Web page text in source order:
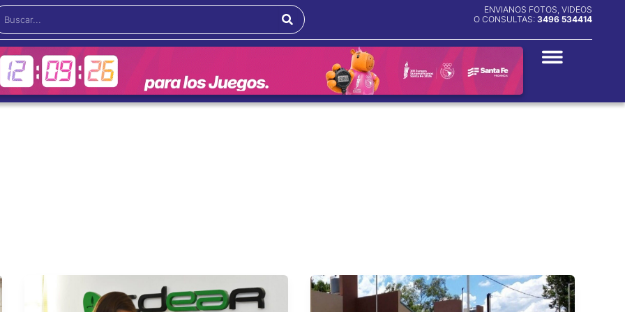
ENVIANOS FOTOS, VIDEOS
O CONSULTAS: 3496 534414